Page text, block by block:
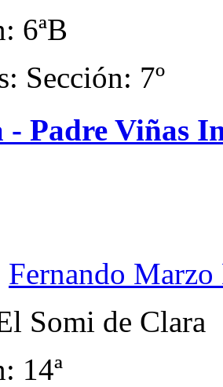
6ªB
Sección: 7º
- Padre Viñas
Fernando Marzo
Somi de Clara
14ª